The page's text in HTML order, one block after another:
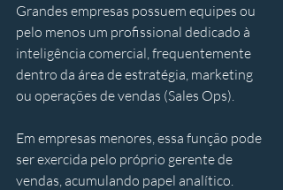
Grandes empresas possuem equipes ou
pelo menos um profissional dedicado à
inteligência comercial, frequentemente
dentro da área de estratégia, marketing
ou operações de vendas (Sales Ops).
Em empresas menores, essa função pode
ser exercida pelo próprio gerente de
vendas, acumulando papel analítico.